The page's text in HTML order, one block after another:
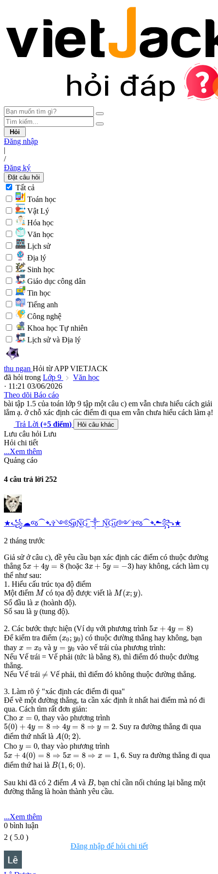
Hỏi
Đăng nhập
|
/
Đăng ký
Đặt câu hỏi
Tất cả
Toán học
Vật Lý
Hóa học
Văn học
Lịch sử
Địa lý
Sinh học
Giáo dục công dân
Tin học
Tiếng anh
Công nghệ
Khoa học Tự nhiên
Lịch sử và Địa lý
thu ngan Hỏi từ APP VIETJACK
đã hỏi trong Lớp 9
Văn học
· 11:21 03/06/2026
Theo dõi Báo cáo
bài tập 1.5 của toán lớp 9 tập một câu c) em vẫn chưa hiểu cách giải
lắm ạ. ở chỗ xác định các điểm đi qua em vẫn chưa hiểu cách làm ạ!
Trả Lời (+5 điểm) Hỏi câu khác
Lưu câu hỏi Lưu
Hỏi chi tiết
...Xem thêm
Quảng cáo
4 câu trả lời 252
★꧁☁︎જ⁀➴✞༺S͜͡øN͜͡G͜͡ ༒︎ N͜͡G͜͡ư༻✞જ⁀➴☁︎꧂★
2 tháng trước
Giả sử ở câu c), đề yêu cầu bạn xác định các điểm có thuộc đường
thẳng 5x + 4y = 8
5x+4y=8 (hoặc 3x + 5y = −3
3x+5y=−3
) hay không, cách làm cụ
thể như sau:
1. Hiểu cấu trúc tọa độ điểm
Một điểm M
Mcó tọa độ được viết là M(x; y)
M(x
.
Số đầu là x
x (hoành độ).
Số sau là y
y (tung độ).
2. Các bước thực hiện (Ví dụ với phương trình 5x + 4y = 8
5x+ 4 y=8
)
Để kiểm tra điểm (x0; y0)
(x0;y0 ) có thuộc đường thẳng hay không, bạn
thay x = x0
x=x0 và y = y0
y=y0
vào vế trái của phương trình:
Nếu Vế trái = Vế phải (tức là bằng 8
8), thì điểm đó thuộc đường
thẳng.
Nếu Vế trái ≠
≠ Vế phải, thì điểm đó không thuộc đường thẳng.
3. Làm rõ ý "xác định các điểm đi qua"
Để vẽ một đường thẳng, ta cần xác định ít nhất hai điểm mà nó đi
qua. Cách tìm rất đơn giản:
Cho x = 0
x=0 , thay vào phương trình
5(0) + 4y = 8 ⇒ 4y = 8 ⇒ y = 2
5(0)+4 y= 8⇒4y= 8⇒y =2
. Suy ra đường thẳng đi qua
điểm thứ nhất là A(0; 2)
A (0; 2) .
Cho y = 0
y , thay vào phương trình
5x + 4(0) = 8 ⇒ 5x = 8 ⇒ x = 1, 6
5x+4(0)=8⇒5x= 8⇒x =1,6
. Suy ra đường thẳng đi qua
điểm thứ hai là B(1, 6; 0)
B(1,6;0 ) .
Sau khi đã có 2 điểm A
A và B
B, bạn chỉ cần nối chúng lại bằng một
đường thẳng là hoàn thành yêu cầu.
...Xem thêm
0 bình luận
2 ( 5.0 )
Đăng nhập để hỏi chi tiết